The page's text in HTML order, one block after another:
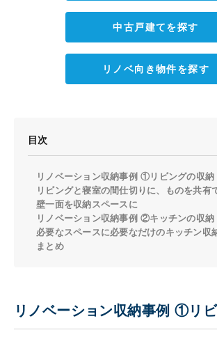
中古戸建てを探す
リノベ向き物件を探す
目次
リノベーション収納事例 ①リビングの収納
リビングと寝室の間仕切りに、ものを共有
壁一面を収納スペースに
リノベーション収納事例 ②キッチンの収納
必要なスペースに必要なだけのキッチン収
まとめ
リノベーション収納事例 ①リ